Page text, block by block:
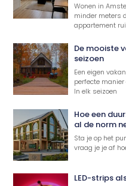
Wonen in
minder meters
appartement
De mooiste
seizoen
Een eigen
perfecte
In elk seizoen
Hoe een
al de norm
Sta je op het
vraag je je af
LED-strips